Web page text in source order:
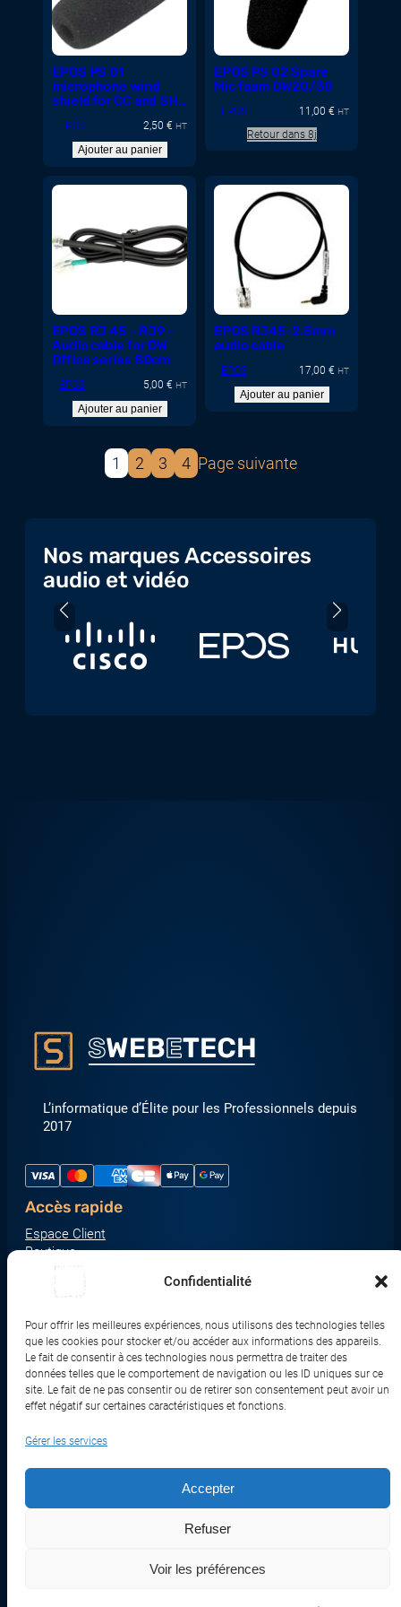
Confidentialité
Pour offrir les meilleures expériences, nous utilisons des technologies telles
que les cookies pour stocker et/ou accéder aux informations des appareils.
Le fait de consentir à ces technologies nous permettra de traiter des
données telles que le comportement de navigation ou les ID uniques sur ce
site. Le fait de ne pas consentir ou de retirer son consentement peut avoir un
effet négatif sur certaines caractéristiques et fonctions.
Gérer les services
Accepter
Refuser
Voir les préférences
EPOS PS 01
microphone wind
shield for CC and SH
EPOS 2,50 € HT
Ajouter au panier
EPOS PS 02 Spare
Mic foam DW20/30
EPOS 11,00 € HT
Retour dans 8j
EPOS RJ 45 – RJ9 –
Audio cable for DW
Office series 80cm
EPOS 5,00 € HT
Ajouter au panier
EPOS RJ45-2.5mm
audio cable
EPOS 17,00 € HT
Ajouter au panier
1 2 3 4 Page suivante
Nos marques Accessoires
audio et vidéo
L’informatique d’Élite pour les Professionnels depuis
2017
Accès rapide
Espace Client
Boutique
À propos
Nous contacter
Écrans & Moniteurs
Serveurs & Stockage
Impression & Consommables
Ordinateurs & Tablettes
Réseau & IoT
Conditions Générales de Vente